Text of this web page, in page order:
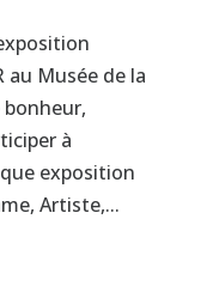
au Musée de la
à
exposition
Artiste,...